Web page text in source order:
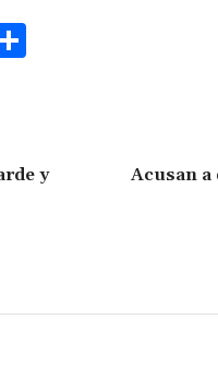
ar
y
Acusan a